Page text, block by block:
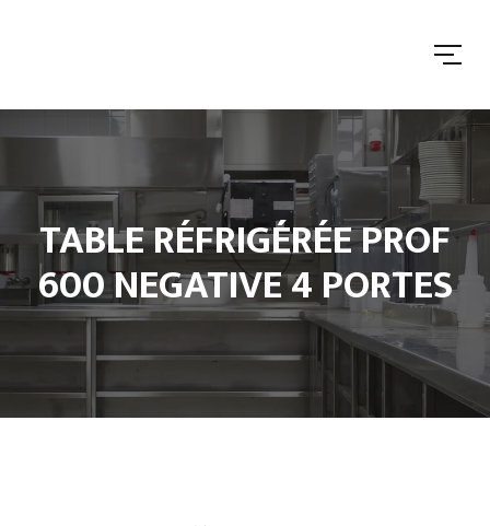
TABLE RÉFRIGÉRÉE PROF
600 NEGATIVE 4 PORTES